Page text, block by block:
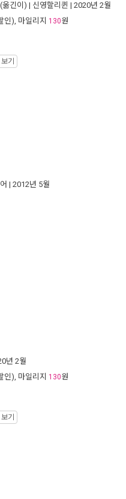
(옮긴이) | 신영할리퀸 | 2020년 2월
인), 마일리지 130원
기
| 2012년 5월
년 2월
인), 마일리지 130원
기